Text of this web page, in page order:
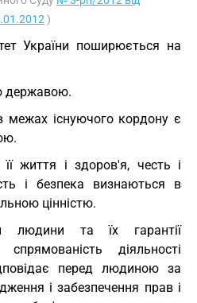
)
України поширюється на
державою.
межах існуючого кордону є
життя і здоров'я, честь і
і безпека визнаються в
цінністю.
людини та їх гарантії
діяльності
перед людиною за
і забезпечення прав і